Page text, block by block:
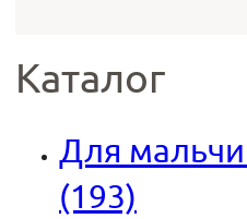
Каталог
Для
(193)